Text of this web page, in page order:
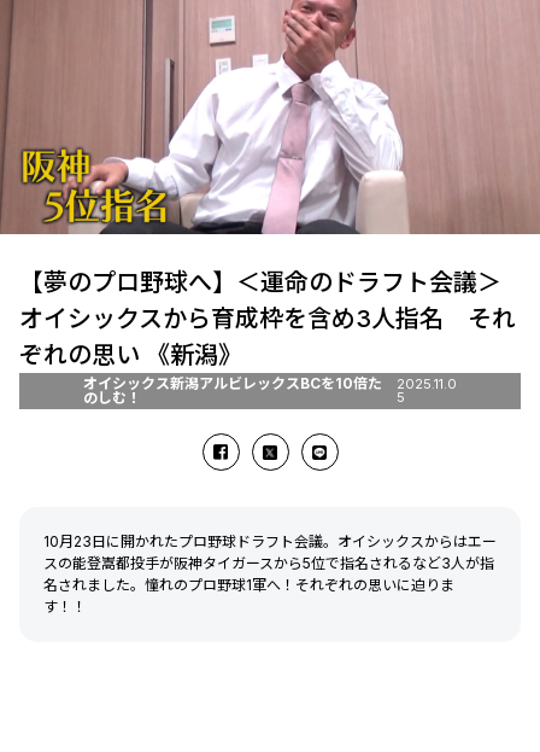
【夢のプロ野球へ】＜運命のドラフト会議＞
オイシックスから育成枠を含め3人指名 それ
ぞれの思い 《新潟》
オイシックス新潟アルビレックスBCを10倍た
のしむ！
2025.11.0
5
10月23日に開かれたプロ野球ドラフト会議。オイシックスからはエー
スの能登嵩都投手が阪神タイガースから5位で指名されるなど3人が指
名されました。憧れのプロ野球1軍へ！それぞれの思いに迫りま
す！！